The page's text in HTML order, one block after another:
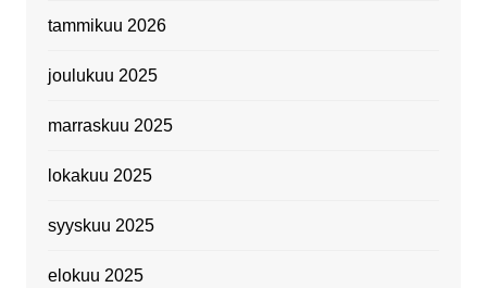
tammikuu 2026
joulukuu 2025
marraskuu 2025
lokakuu 2025
syyskuu 2025
elokuu 2025